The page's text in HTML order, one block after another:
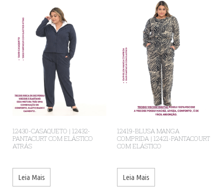
12430-CASAQUETO | 12432-
PANTACURT COM ELÁSTICO
ATRÁS
Leia Mais
12419-BLUSA MANGA
COMPRIDA | 12421-PANTACOURT
COM ELÁSTICO
Leia Mais